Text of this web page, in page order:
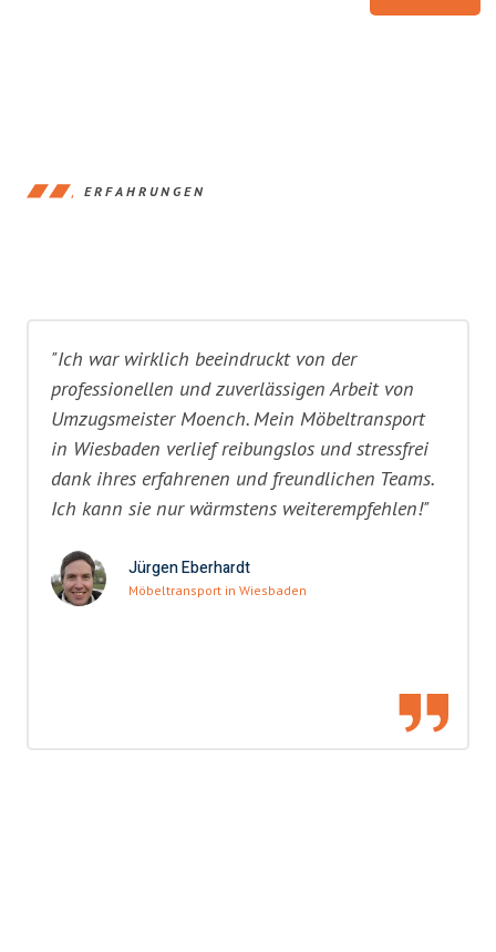
ERFAHRUNGEN
"Ich war wirklich beeindruckt von der
professionellen und zuverlässigen Arbeit von
Umzugsmeister Moench. Mein Möbeltransport
in Wiesbaden verlief reibungslos und stressfrei
dank ihres erfahrenen und freundlichen Teams.
Ich kann sie nur wärmstens weiterempfehlen!"
Jürgen Eberhardt
Möbeltransport in Wiesbaden